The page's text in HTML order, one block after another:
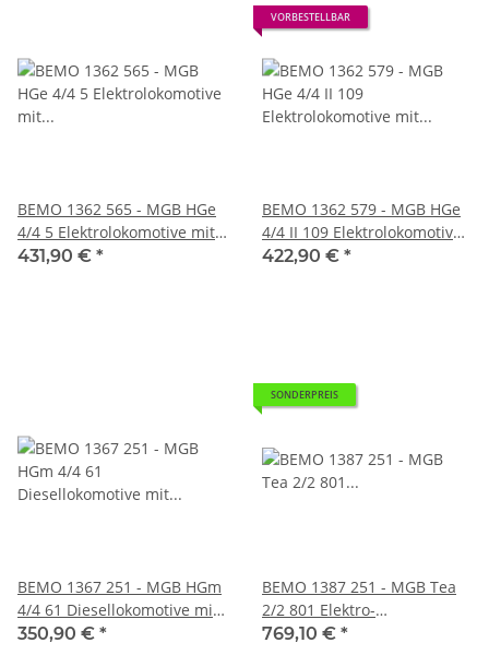
BEMO 1362 565 - MGB HGe
4/4 5 Elektrolokomotive mit
Zahnradantrieb, rot/weiss
431,90 € *
VORBESTELLBAR
BEMO 1362 579 - MGB HGe
4/4 II 109 Elektrolokomotive
mit Zahnradantrieb, rot
422,90 € *
BEMO 1367 251 - MGB HGm
4/4 61 Diesellokomotive mit
Zahnradantrieb, rot -
350,90 € *
SONDERPREIS
BEMO 1387 251 - MGB Tea
2/2 801 Elektro-
Rangierlokomotive, rot -
769,10 € *